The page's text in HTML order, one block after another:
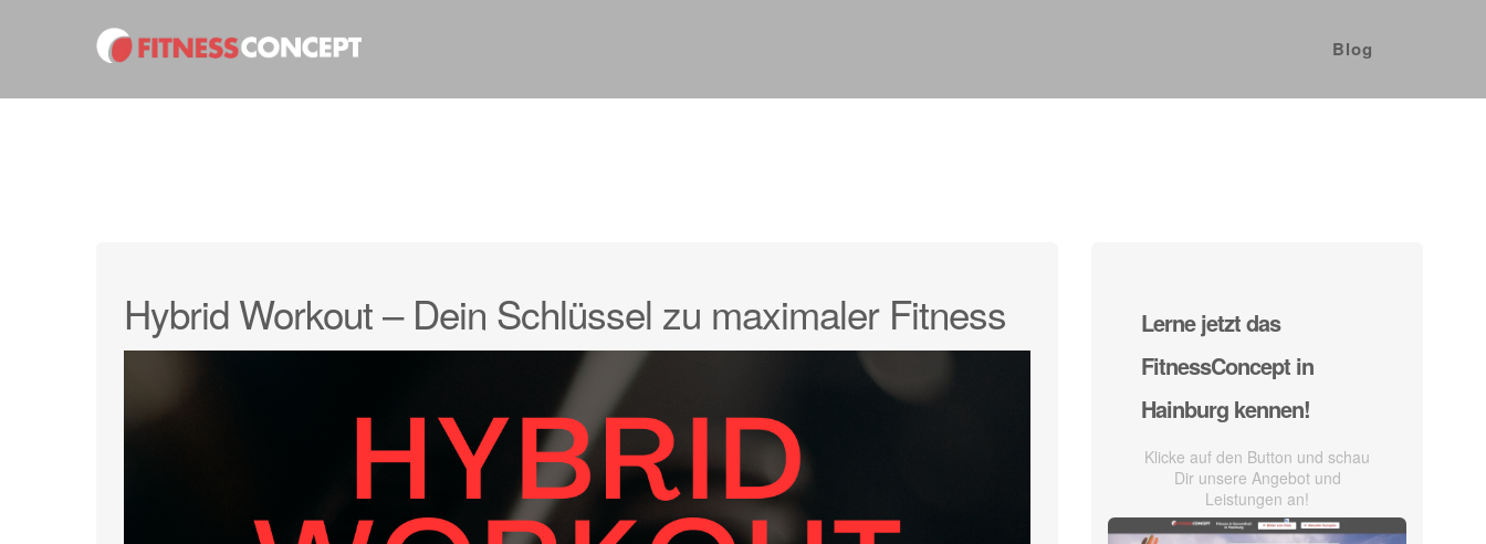
Blog
Hybrid Workout – Dein Schlüssel zu maximaler Fitness
Lerne jetzt das
FitnessConcept in
Hainburg kennen!
Klicke auf den Button und schau
Dir unsere Angebot und
Leistungen an!